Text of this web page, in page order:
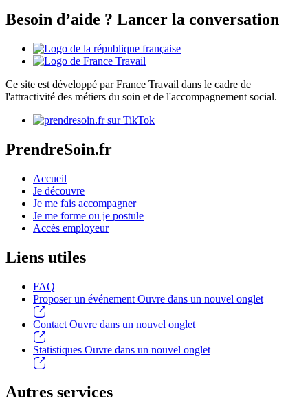
Besoin d’aide ? Lancer la conversation
Ce site est développé par France Travail dans le cadre de
l'attractivité des métiers du soin et de l'accompagnement social.
PrendreSoin.fr
Accueil
Je découvre
Je me fais accompagner
Je me forme ou je postule
Accès employeur
Liens utiles
FAQ
Proposer un événement Ouvre dans un nouvel onglet
Contact Ouvre dans un nouvel onglet
Statistiques Ouvre dans un nouvel onglet
Autres services